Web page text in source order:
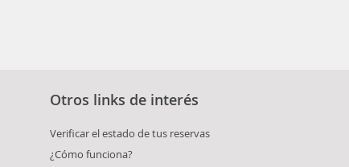
Otros links de interés
Verificar el estado de tus reservas
¿Cómo funciona?